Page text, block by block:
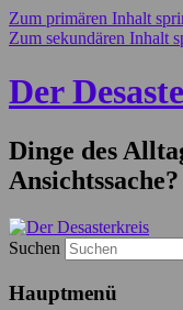
Zum primären Inhalt
Zum sekundären Inhalt
Der
Dinge des
Ansichtssache?
Suchen
Hauptmenü